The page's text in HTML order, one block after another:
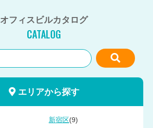
オフィスビルカタログ
CATALOG
エリアから探す
新宿区 (9)